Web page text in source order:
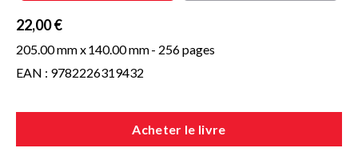
bravade, John Vigna saisit les émotions profondes de ses
personnages et dévoile le sentiment d'insécurité auxquels ils sont
en proie. »
Publishers Weekly
22,00 €
205.00 mm x140.00 mm- 256 pages
EAN : 9782226319432
Acheter le livre